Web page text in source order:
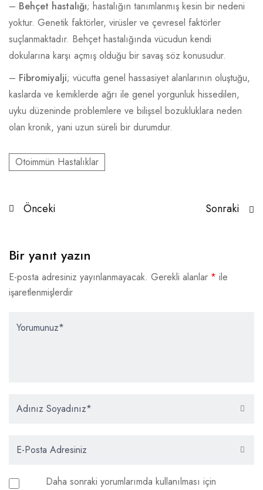
– Behçet hastalığı; hastalığın tanımlanmış kesin bir nedeni
yoktur. Genetik faktörler, virüsler ve çevresel faktörler
suçlanmaktadır. Behçet hastalığında vücudun kendi
dokularına karşı açmış olduğu bir savaş söz konusudur.
– Fibromiyalji; vücutta genel hassasiyet alanlarının oluştuğu,
kaslarda ve kemiklerde ağrı ile genel yorgunluk hissedilen,
uyku düzeninde problemlere ve bilişsel bozukluklara neden
olan kronik, yani uzun süreli bir durumdur.
Otoimmün Hastalıklar
Önceki Sonraki
Bir yanıt yazın
E-posta adresiniz yayınlanmayacak. Gerekli alanlar * ile
işaretlenmişlerdir
Daha sonraki yorumlarımda kullanılması için